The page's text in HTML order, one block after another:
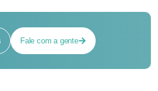
Fale com a gente